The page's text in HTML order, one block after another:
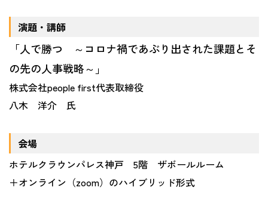
演題・講師
「人で勝つ ～コロナ禍であぶり出された課題とそ
の先の人事戦略～」
株式会社people first代表取締役
八木 洋介 氏
会場
ホテルクラウンパレス神戸 5階 ザボールルーム
＋オンライン（zoom）のハイブリッド形式